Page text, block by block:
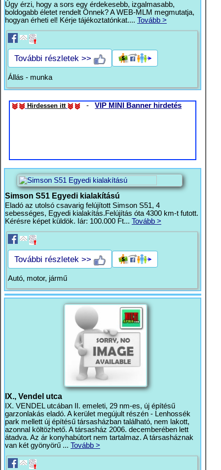
Úgy érzi, hogy a sors egy érdekesebb, izgalmasabb,
boldogabb életet rendelt Önnek? A WEB-MLM megmutatja,
hogyan érheti el! Kérje tájékoztatónkat.... Tovább >
További részletek >>
Állás - munka
Hirdessen itt -VIP MINI Banner hirdetés
Simson S51 Egyedi kialakítású
Eladó az utolsó csavarig felújított Simson S51, 4
sebességes, Egyedi kialakítás.Felújítás óta 4300 km-t futott.
Kérésre képet küldök. Iár: 100.000 Ft... Tovább >
További részletek >>
Autó, motor, jármű
IX., Vendel utca
IX. VENDEL utcában II. emeleti, 29 nm-es, új építésű
garzonlakás eladó. A kerület megújult részén - Lenhossék
park mellett új építésű társasházban található, nem lakott,
azonnal költözhető. A társasház 2006. decemberében lett
átadva. Az ár konyhabútort nem tartalmaz. A társasháznak
van két gyönyörű ... Tovább >